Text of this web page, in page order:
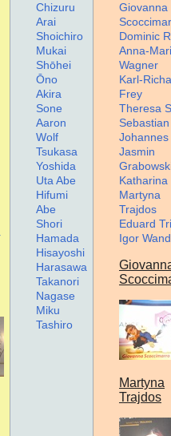
Chizuru
Arai
Shoichiro
Mukai
Shōhei
Ōno
Akira
Sone
Aaron
Wolf
Tsukasa
Yoshida
Uta Abe
Hifumi
Abe
Shori
Hamada
Hisayoshi
Harasawa
Takanori
Nagase
Miku
Tashiro
Giovanna
Dominic
Anna-
Wagner
Karl-
Frey
Theresa
Jasmin
Katharina
Martyna
Trajdos
Eduard
Igor
Martyna
Trajdos